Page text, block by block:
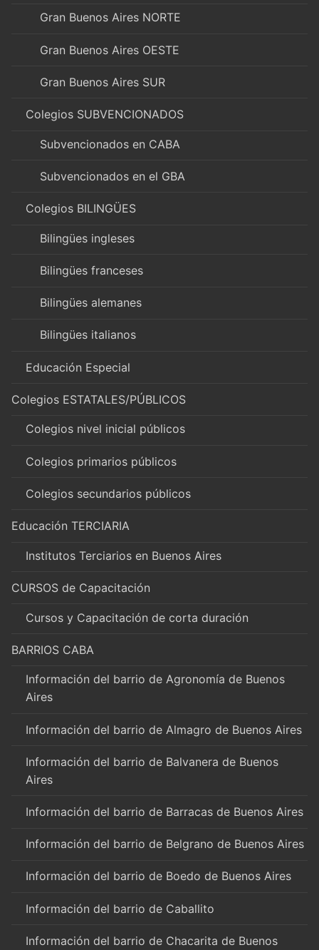
Gran Buenos Aires NORTE
Gran Buenos Aires OESTE
Gran Buenos Aires SUR
Colegios SUBVENCIONADOS
Subvencionados en CABA
Subvencionados en el GBA
Colegios BILINGÜES
Bilingües ingleses
Bilingües franceses
Bilingües alemanes
Bilingües italianos
Educación Especial
Colegios ESTATALES/PÚBLICOS
Colegios nivel inicial públicos
Colegios primarios públicos
Colegios secundarios públicos
Educación TERCIARIA
Institutos Terciarios en Buenos Aires
CURSOS de Capacitación
Cursos y Capacitación de corta duración
BARRIOS CABA
Información del barrio de Agronomía de Buenos
Aires
Información del barrio de Almagro de Buenos Aires
Información del barrio de Balvanera de Buenos
Aires
Información del barrio de Barracas de Buenos Aires
Información del barrio de Belgrano de Buenos Aires
Información del barrio de Boedo de Buenos Aires
Información del barrio de Caballito
Información del barrio de Chacarita de Buenos